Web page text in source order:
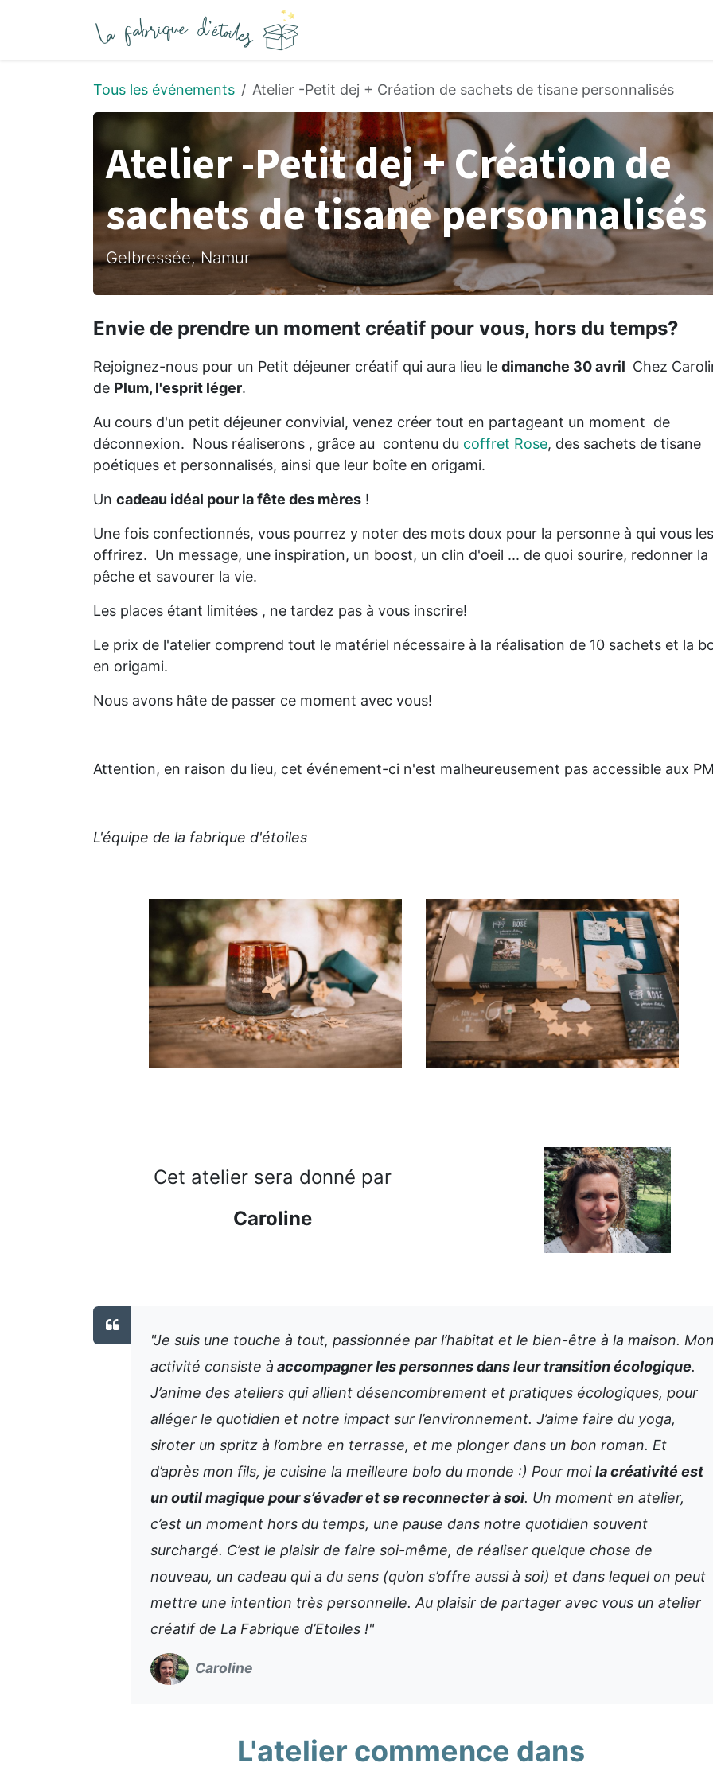
Tous les événements Atelier -Petit dej + Création de sachets de tisane personnalisés
Atelier -Petit dej + Création de
sachets de tisane personnalisés
Gelbressée, Namur
Envie de prendre un moment créatif pour vous, hors du temps?
Rejoignez-nous pour un Petit déjeuner créatif qui aura lieu le dimanche 30 avril Chez
de Plum, l'esprit léger.
Au cours d'un petit déjeuner convivial, venez créer tout en partageant un moment de
déconnexion. Nous réaliserons , grâce au contenu du coffret Rose, des sachets de tisane
poétiques et personnalisés, ainsi que leur boîte en origami.
Un cadeau idéal pour la fête des mères !
Une fois confectionnés, vous pourrez y noter des mots doux pour la personne à qui vous les
offrirez. Un message, une inspiration, un boost, un clin d'oeil ... de quoi sourire, redonner la
pêche et savourer la vie.
Les places étant limitées , ne tardez pas à vous inscrire!
Le prix de l'atelier comprend tout le matériel nécessaire à la réalisation de 10 sachets et la
en origami.
Nous avons hâte de passer ce moment avec vous!
Attention, en raison du lieu, cet événement-ci n'est malheureusement pas accessible aux
L'équipe de la fabrique d'étoiles
Cet atelier sera donné par
Caroline
"Je suis une touche à tout, passionnée par l’habitat et le bien-être à la maison.
activité consiste à accompagner les personnes dans leur transition écologique.
J’anime des ateliers qui allient désencombrement et pratiques écologiques, pour
alléger le quotidien et notre impact sur l’environnement. J’aime faire du yoga,
siroter un spritz à l’ombre en terrasse, et me plonger dans un bon roman. Et
d’après mon fils, je cuisine la meilleure bolo du monde :) Pour moila créativité est
un outil magique pour s’évader et se reconnecter à soi. Un moment en atelier,
c’est un moment hors du temps, une pause dans notre quotidien souvent
surchargé. C’est le plaisir de faire soi-même, de réaliser quelque chose de
nouveau, un cadeau qui a du sens (qu’on s’offre aussi à soi) et dans lequel on peut
mettre une intention très personnelle. Au plaisir de partager avec vous un atelier
créatif de La Fabrique d’Etoiles !"
Caroline
L'atelier commence dans